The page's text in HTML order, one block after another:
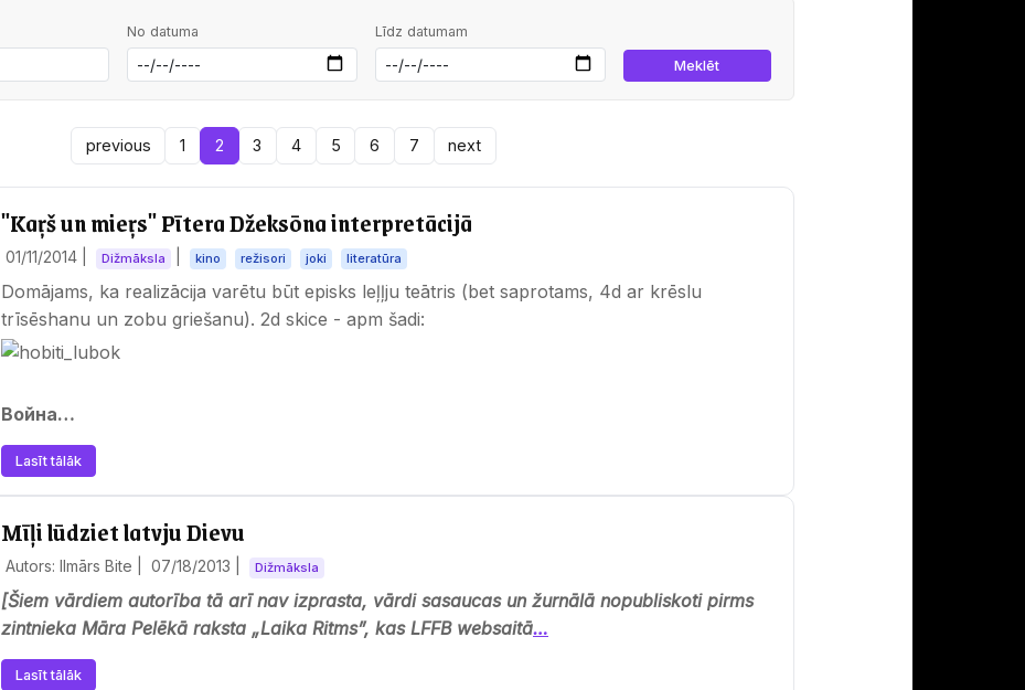
No datuma Līdz datumam
previous 1 2 3 4 5 6 7 next
"Kaŗš un mieŗs" Pītera Džeksōna interpretācijā
01/11/2014 Dižmāksla kino režisori joki literatūra
Domājams, ka realizācija varētu būt episks leļļju teātris (bet saprotams, 4d ar krēslu
trīsēshanu un zobu griešanu). 2d skice - apm šadi:
Война…
Lasīt tālāk
Mīļi lūdziet latvju Dievu
Autors: Ilmārs Bite | 07/18/2013 Dižmāksla
[Šiem vārdiem autorība tā arī nav izprasta, vārdi sasaucas un žurnālā nopubliskoti pirms
zintnieka Māra Pelēkā raksta „Laika Ritms”, kas LFFB websaitā…
Lasīt tālāk